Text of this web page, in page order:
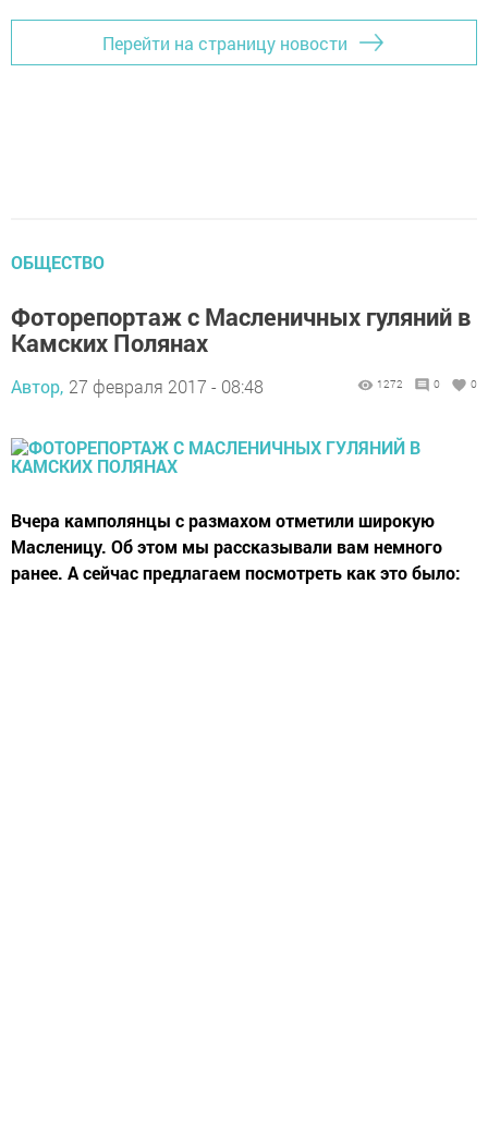
Перейти на страницу новости
ОБЩЕСТВО
Фоторепортаж с Масленичных гуляний в
Камских Полянах
Автор, 27 февраля 2017 - 08:48 1272 0 0
Вчера камполянцы с размахом отметили широкую
Масленицу. Об этом мы рассказывали вам немного
ранее. А сейчас предлагаем посмотреть как это было: